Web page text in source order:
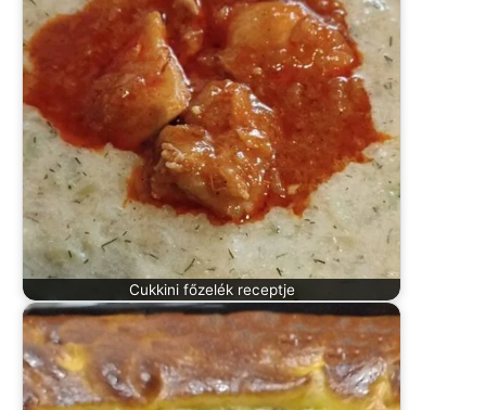
Cukkini főzelék receptje